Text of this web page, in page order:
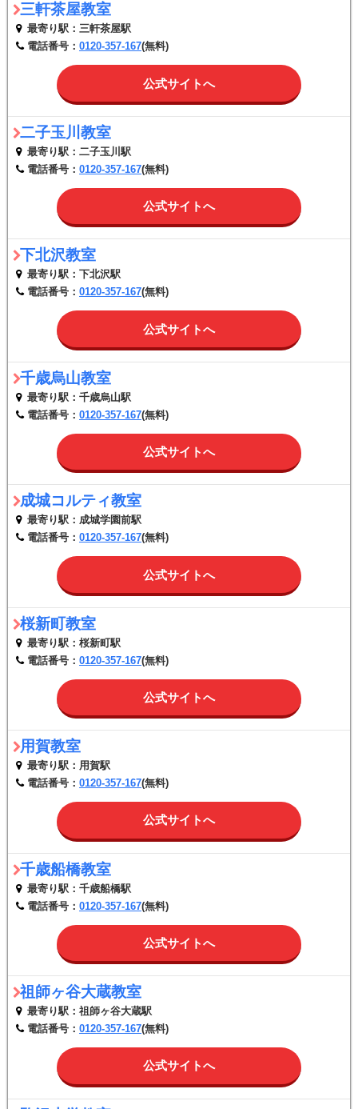
三軒茶屋教室
最寄り駅：三軒茶屋駅
電話番号： 0120-357-167(無料)
公式サイトへ
二子玉川教室
最寄り駅：二子玉川駅
電話番号： 0120-357-167(無料)
公式サイトへ
下北沢教室
最寄り駅：下北沢駅
電話番号： 0120-357-167(無料)
公式サイトへ
千歳烏山教室
最寄り駅：千歳烏山駅
電話番号： 0120-357-167(無料)
公式サイトへ
成城コルティ教室
最寄り駅：成城学園前駅
電話番号： 0120-357-167(無料)
公式サイトへ
桜新町教室
最寄り駅：桜新町駅
電話番号： 0120-357-167(無料)
公式サイトへ
用賀教室
最寄り駅：用賀駅
電話番号： 0120-357-167(無料)
公式サイトへ
千歳船橋教室
最寄り駅：千歳船橋駅
電話番号： 0120-357-167(無料)
公式サイトへ
祖師ヶ谷大蔵教室
最寄り駅：祖師ヶ谷大蔵駅
電話番号： 0120-357-167(無料)
公式サイトへ